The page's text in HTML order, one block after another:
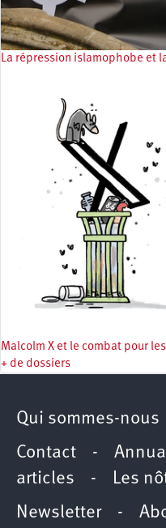
La répression islamophobe et
Malcolm X et le combat pour
+ de dossiers
Qui sommes-nous
Contact -
articles -
Les
Newsletter-